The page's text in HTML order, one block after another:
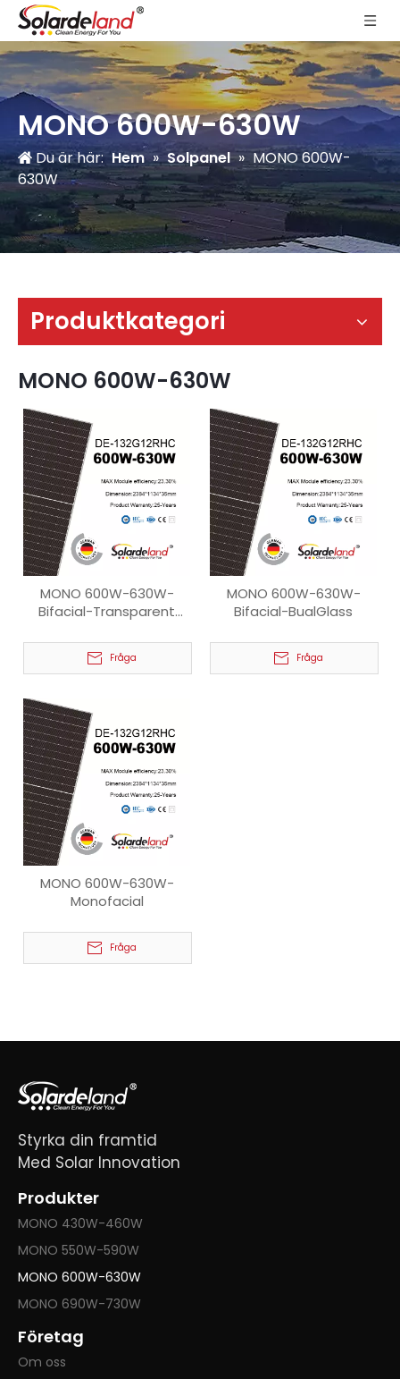
MONO 600W-630W
Du är här: Hem » Solpanel » MONO 600W-
630W
Produktkategori
MONO 600W-630W
MONO 600W-630W-
Bifacial-Transparent
Fråga
MONO 600W-630W-
Bifacial-BualGlass
Fråga
MONO 600W-630W-
Monofacial
Fråga
Styrka din framtid
Med Solar Innovation
Produkter
MONO 430W-460W
MONO 550W-590W
MONO 600W-630W
MONO 690W-730W
Företag
Om oss